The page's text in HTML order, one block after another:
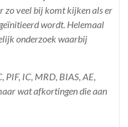
zo veel bij komt kijken als er
wordt. Helemaal
onderzoek waarbij
PIF, IC, MRD, BIAS, AE,
wat afkortingen die aan